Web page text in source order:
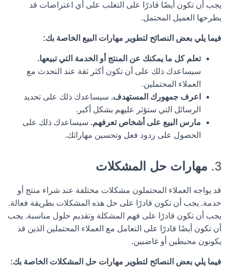
يجب أن تكون أيضًا قادرًا على التغلب على أي اعتراضات قد
يطرحها العميل المحتمل.
فيما يلي بعض النصائح لتطوير مهارات البيع الخاصة بك:
تعلم كل ما يمكنك عن المنتج أو الخدمة التي تبيعها.
سيساعدك ذلك على أن تكون أكثر ثقة عند التحدث مع
العملاء المحتملين.
اعرف جمهورك المستهدف. سيساعدك ذلك على تحديد
الرسائل التي ستؤثر عليهم بشكل أكبر.
مارس البيع على أشخاص تعرفهم. سيساعدك ذلك على
الحصول على ردود فعل وتحسين مهاراتك.
3. مهارات حل المشكلات
قد يواجه العملاء المحتملون مشكلات مختلفة عند شراء منتج أو
خدمة. يجب أن تكون قادرًا على حل هذه المشكلات بطريقة فعالة.
يجب أن تكون قادرًا على فهم المشكلة وتقديم حلول مناسبة. يجب
أن تكون أيضًا قادرًا على التعامل مع العملاء المحتملين الذين قد
يكونون محبطين أو غاضبين.
فيما يلي بعض النصائح لتطوير مهارات حل المشكلات الخاصة بك: